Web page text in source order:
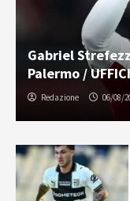
Gabriel
Palermo /
Redazione 06/08/